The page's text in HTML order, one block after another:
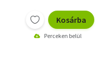
Kosárba
Perceken belül